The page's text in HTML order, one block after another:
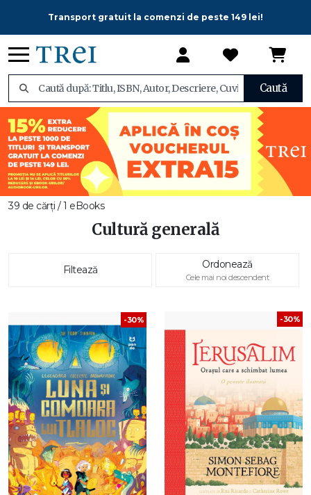
Transport gratuit la comenzi de peste 149 lei!
Caută
39 de cărți / 1 eBooks
Cultură generală
Filtează Ordonează
Cele mai noi descendent
-30% -30%